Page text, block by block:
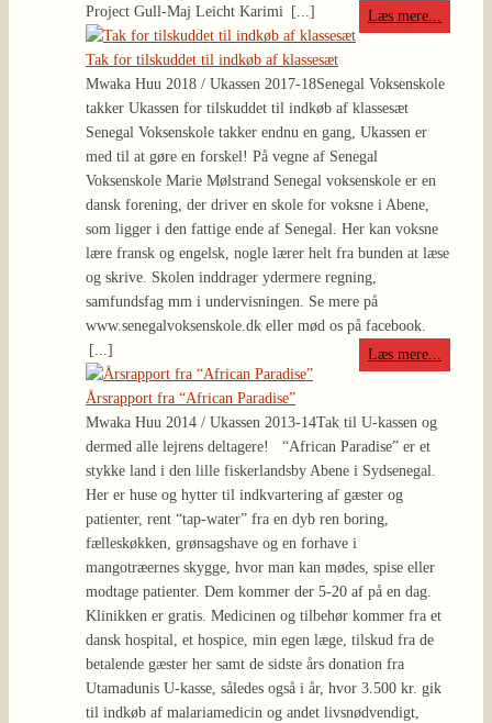
Project Gull-Maj Leicht Karimi [...] Læs mere...
Tak for tilskuddet til indkøb af klassesæt
Mwaka Huu 2018 / Ukassen 2017-18Senegal Voksenskole
takker Ukassen for tilskuddet til indkøb af klassesæt
Senegal Voksenskole takker endnu en gang, Ukassen er
med til at gøre en forskel! På vegne af Senegal
Voksenskole Marie Mølstrand Senegal voksenskole er en
dansk forening, der driver en skole for voksne i Abene,
som ligger i den fattige ende af Senegal. Her kan voksne
lære fransk og engelsk, nogle lærer helt fra bunden at læse
og skrive. Skolen inddrager ydermere regning,
samfundsfag mm i undervisningen. Se mere på
www.senegalvoksenskole.dk eller mød os på facebook.
[...]
Læs mere...
Årsrapport fra “African Paradise”
Mwaka Huu 2014 / Ukassen 2013-14Tak til U-kassen og
dermed alle lejrens deltagere! “African Paradise” er et
stykke land i den lille fiskerlandsby Abene i Sydsenegal.
Her er huse og hytter til indkvartering af gæster og
patienter, rent “tap-water” fra en dyb ren boring,
fælleskøkken, grønsagshave og en forhave i
mangotræernes skygge, hvor man kan mødes, spise eller
modtage patienter. Dem kommer der 5-20 af på en dag.
Klinikken er gratis. Medicinen og tilbehør kommer fra et
dansk hospital, et hospice, min egen læge, tilskud fra de
betalende gæster her samt de sidste års donation fra
Utamadunis U-kasse, således også i år, hvor 3.500 kr. gik
til indkøb af malariamedicin og andet livsnødvendigt,